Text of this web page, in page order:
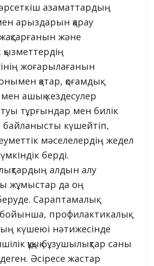
азаматтардың
арыздарын қарау
және
жоғарылағанын
қатар, қоғамдық
ашық кездесулер
тұрғындар мен билік
күшейтіп,
мәселелердің жедел
берді.
алдын алу
жұмыстар да оң
Сараптамалық
профилактикалық
күшеюі нәтижесінде
құқық бұзушылықтар саны
Әсіресе жастар